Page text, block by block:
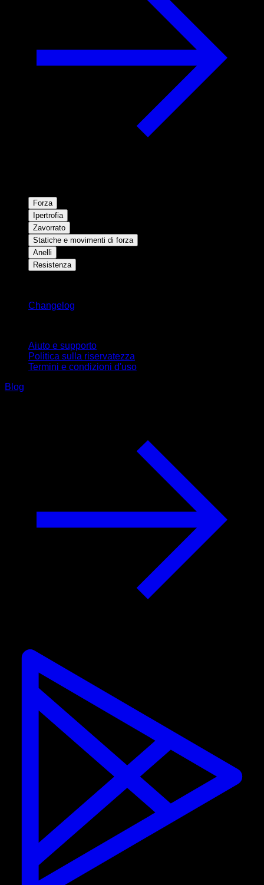
Forza
Ipertrofia
Zavorrato
Statiche e movimenti di forza
Anelli
Resistenza
Changelog
Aiuto e supporto
Politica sulla riservatezza
Termini e condizioni d'uso
Blog